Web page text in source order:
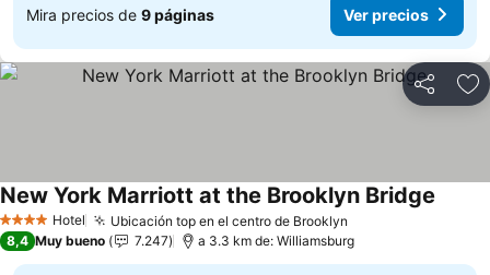
Mira precios de 9 páginas Ver precios
Compartir
4 EstrellasHotel Ubicación top en el centro de Brooklyn
New York Marriott at the Brooklyn Bridge
8,4 Muy bueno 7.247 a 3.3 km de: Williamsburg